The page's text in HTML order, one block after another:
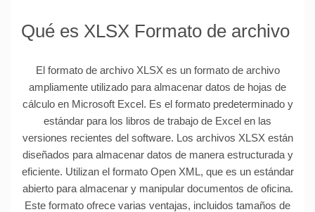
Qué es XLSX Formato de archivo
El formato de archivo XLSX es un formato de archivo
ampliamente utilizado para almacenar datos de hojas de
cálculo en Microsoft Excel. Es el formato predeterminado y
estándar para los libros de trabajo de Excel en las
versiones recientes del software. Los archivos XLSX están
diseñados para almacenar datos de manera estructurada y
eficiente. Utilizan el formato Open XML, que es un estándar
abierto para almacenar y manipular documentos de oficina.
Este formato ofrece varias ventajas, incluidos tamaños de